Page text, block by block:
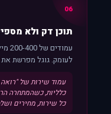
06
תוכן דק ולא
לעומק. גוגל מפרשת
כל שירות, מחירים